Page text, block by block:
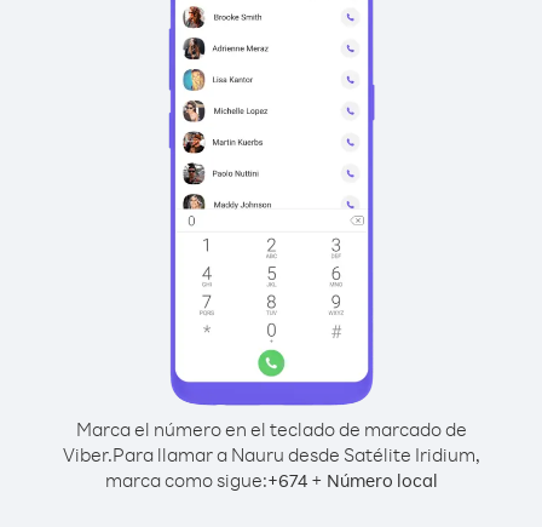
Marca el número en el teclado de marcado de
Viber.Para llamar a Nauru desde Satélite Iridium,
marca como sigue:+674+ Número local